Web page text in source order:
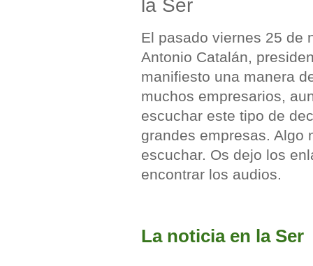
la Ser
El pasado viernes 25 de
Antonio Catalán,
manifiesto una manera
muchos empresarios,
escuchar este tipo de
grandes empresas. Algo
escuchar. Os dejo los
encontrar los audios.
La noticia en la Ser